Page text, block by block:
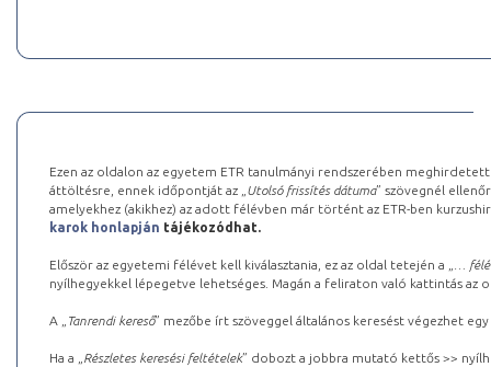
Ezen az oldalon az egyetem ETR tanulmányi rendszerében
áttöltésre, ennek időpontját az „ Utolsó frissítés dátuma” szövegnél
amelyekhez (akikhez) az adott félévben már történt az ETR-ben
karok honlapján tájékozódhat.
Először az egyetemi félévet kell kiválasztania, ez az oldal tetején a „
…
nyílhegyekkel lépegetve lehetséges. Magán a feliraton való kattintás az
A „ Tanrendi kereső” mezőbe írt szöveggel általános keresést végezhet
Ha a „ Részletes keresési feltételek” dobozt a jobbra mutató kettős >>